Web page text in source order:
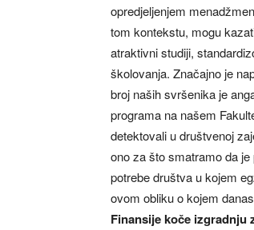
opredjeljenjem
tom kontekstu, mogu
atraktivni studiji,
školovanja. Značajno je
broj naših svršenika je
programa na našem
detektovali u društvenoj
ono za što smatramo da
potrebe društva u kojem
ovom obliku o kojem
Finansije koče izgradnju